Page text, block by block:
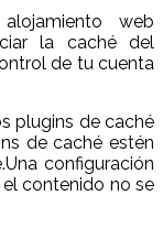
web
la caché del
de tu cuenta
plugins de caché
de caché estén
configuración
contenido no se